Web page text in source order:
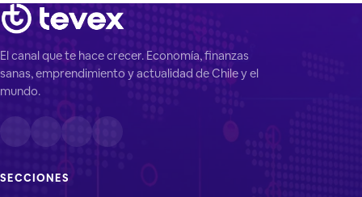
El canal que te hace crecer. Economía, finanzas
sanas, emprendimiento y actualidad de Chile y el
mundo.
SECCIONES